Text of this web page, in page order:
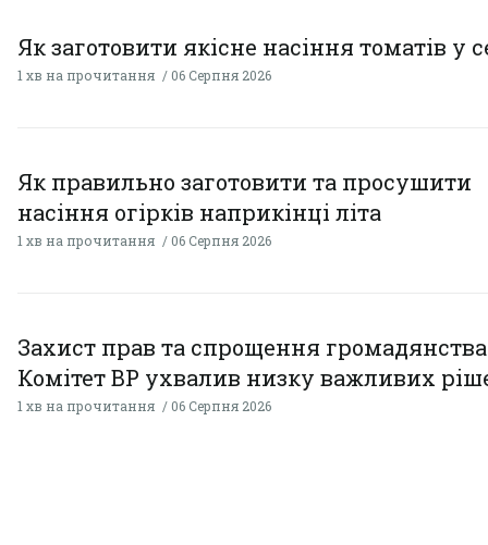
Як заготовити якісне насіння томатів у
1 хв на прочитання 06 Серпня 2026
Як правильно заготовити та просушити
насіння огірків наприкінці літа
1 хв на прочитання 06 Серпня 2026
Захист прав та спрощення
Комітет ВР ухвалив низку важливих
1 хв на прочитання 06 Серпня 2026